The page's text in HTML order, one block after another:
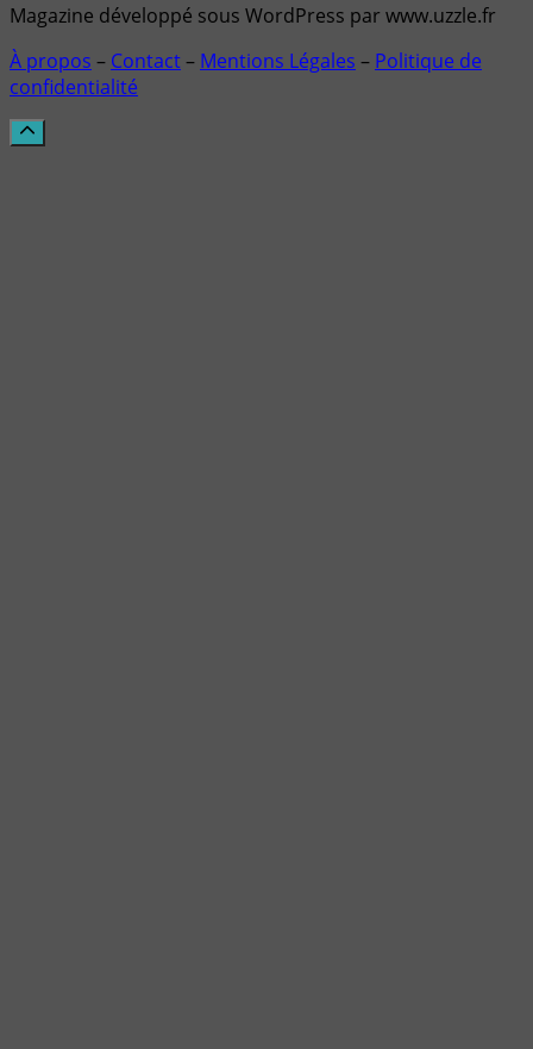
Magazine développé sous WordPress par www.uzzle.fr
À propos – Contact– Mentions Légales – Politique de
confidentialité